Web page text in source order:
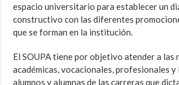
espacio universitario para establecer un
constructivo con las diferentes
que se forman en la institución.
El SOUPA tiene por objetivo atender a las
académicas, vocacionales, profesionales y
alumnos y alumnas de las carreras que